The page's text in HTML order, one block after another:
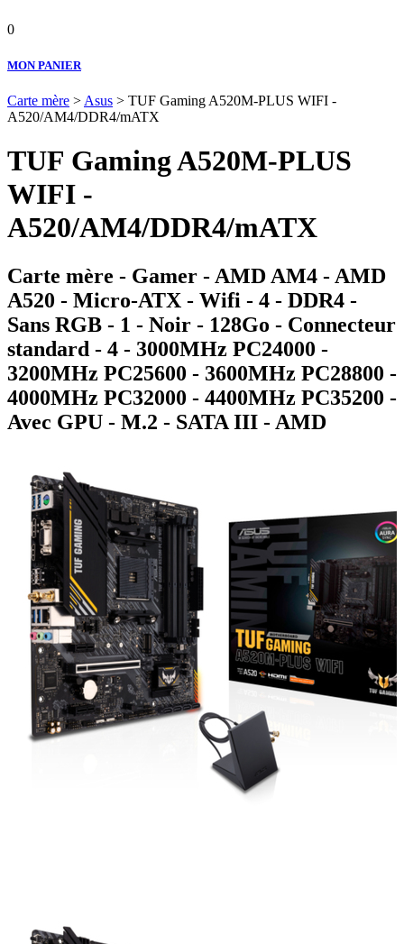
0
MON PANIER
Carte mère > Asus > TUF Gaming A520M-PLUS WIFI -
A520/AM4/DDR4/mATX
TUF Gaming A520M-PLUS
WIFI -
A520/AM4/DDR4/mATX
Carte mère - Gamer - AMD AM4 - AMD
A520 - Micro-ATX - Wifi - 4 - DDR4 -
Sans RGB - 1 - Noir - 128Go - Connecteur
standard - 4 - 3000MHz PC24000 -
3200MHz PC25600 - 3600MHz PC28800 -
4000MHz PC32000 - 4400MHz PC35200 -
Avec GPU - M.2 - SATA III - AMD